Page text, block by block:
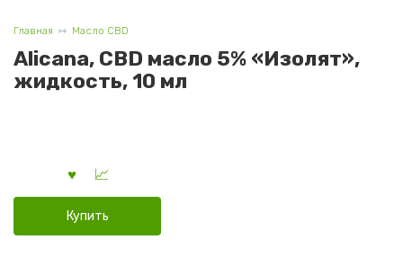
Главная Масло CBD
Alicana, CBD масло 5% «Изолят»,
жидкость, 10 мл
Купить